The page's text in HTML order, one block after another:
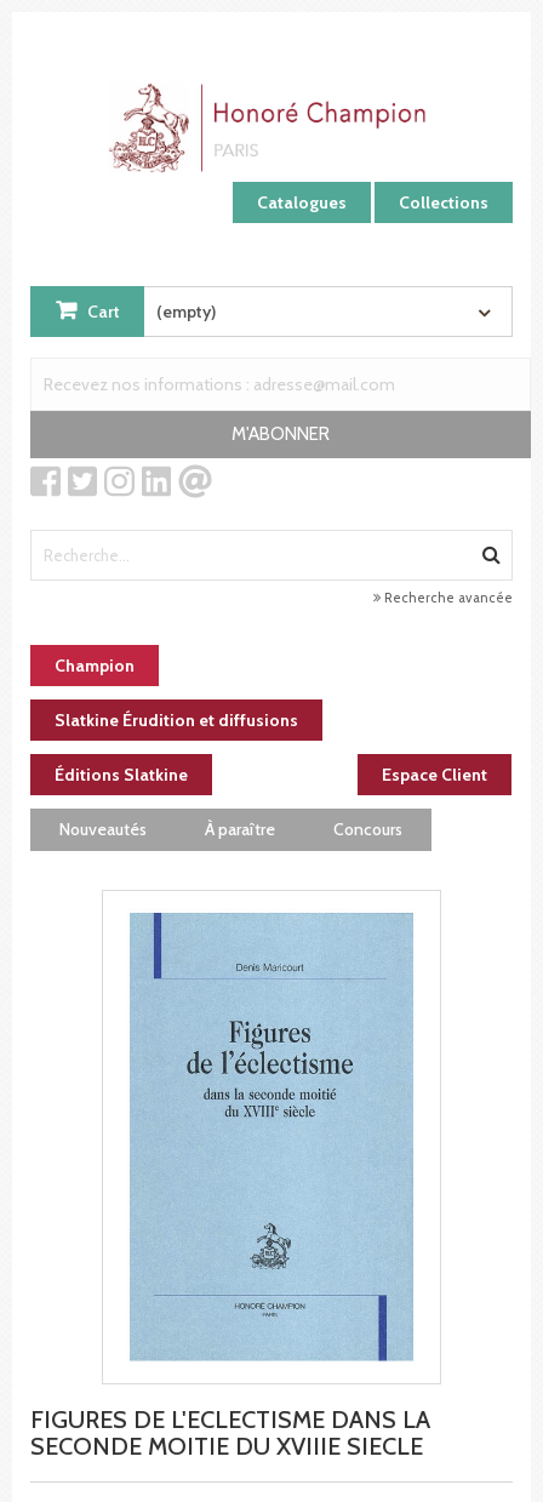
Catalogues Collections
Cart (empty)
M'ABONNER
Recherche avancée
Champion
Slatkine Érudition et diffusions
Éditions Slatkine Espace Client
Nouveautés À paraître Concours
FIGURES DE L'ECLECTISME DANS LA
SECONDE MOITIE DU XVIIIE SIECLE